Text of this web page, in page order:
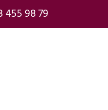
455 98 79